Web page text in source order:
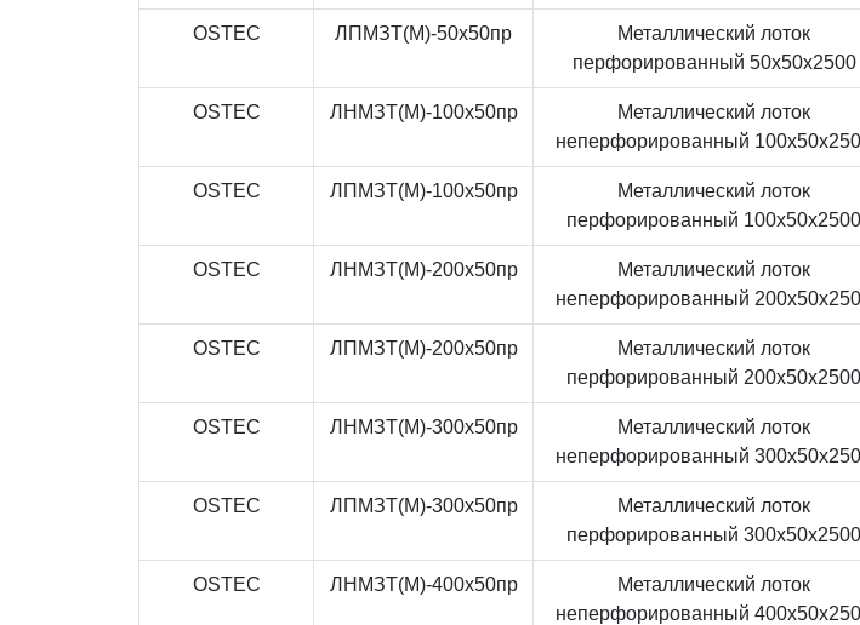
OSTEC ЛПМЗТ(М)-50x50пр
Металлический лоток
перфорированный 50x50x2500
OSTEC ЛНМЗТ(М)-100x50пр
Металлический лоток
неперфорированный
OSTEC ЛПМЗТ(М)-100x50пр
Металлический лоток
перфорированный 100x50x2500
OSTEC ЛНМЗТ(М)-200x50пр
Металлический лоток
неперфорированный
OSTEC ЛПМЗТ(М)-200x50пр
Металлический лоток
перфорированный 200x50x2500
OSTEC ЛНМЗТ(М)-300x50пр
Металлический лоток
неперфорированный
OSTEC ЛПМЗТ(М)-300x50пр
Металлический лоток
перфорированный 300x50x2500
OSTEC ЛНМЗТ(М)-400x50пр
Металлический лоток
неперфорированный